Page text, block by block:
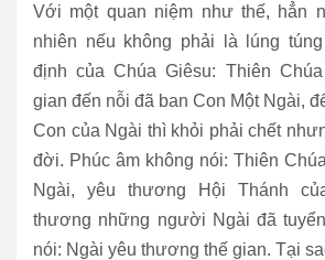
Với một quan niệm như thế, hẳn
nhiên nếu không phải là lúng
định của Chúa Giêsu: Thiên
gian đến nỗi đã ban Con Một Ngài,
Con của Ngài thì khỏi phải chết
đời. Phúc âm không nói: Thiên
Ngài, yêu thương Hội Thánh
thương những người Ngài đã
nói: Ngài yêu thương thế gian. Tại